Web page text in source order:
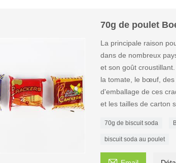
70g de poulet
La principale raison
dans de nombreux
et son goût
la tomate, le bœuf, des
d'emballage de ces
et les tailles de carton
70g de biscuit soda
biscuit soda au poulet